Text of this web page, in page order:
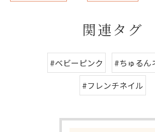
関連タグ
#ベビーピンク
#ちゅるん
#フレンチネイル